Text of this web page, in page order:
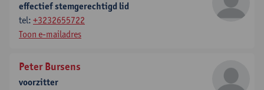
effectief stemgerechtigd lid
tel: +3232655722
Toon e-mailadres
Peter Bursens
voorzitter